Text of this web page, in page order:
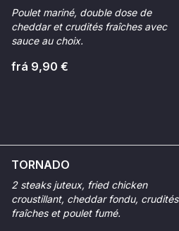
Poulet mariné, double dose de
cheddar et crudités fraîches avec
sauce au choix.
frá 9,90 €
TORNADO
2 steaks juteux, fried chicken
croustillant, cheddar fondu, crudités
fraîches et poulet fumé.